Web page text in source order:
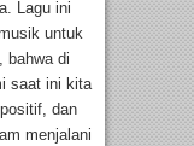
Lagu ini
untuk
bahwa di
saat ini kita
dan
menjalani